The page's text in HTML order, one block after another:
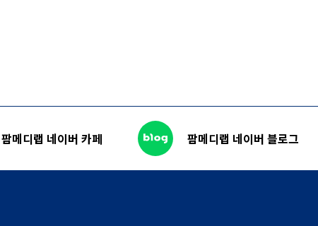
팜메디랩 네이버 카페 팜메디랩 네이버 블로그